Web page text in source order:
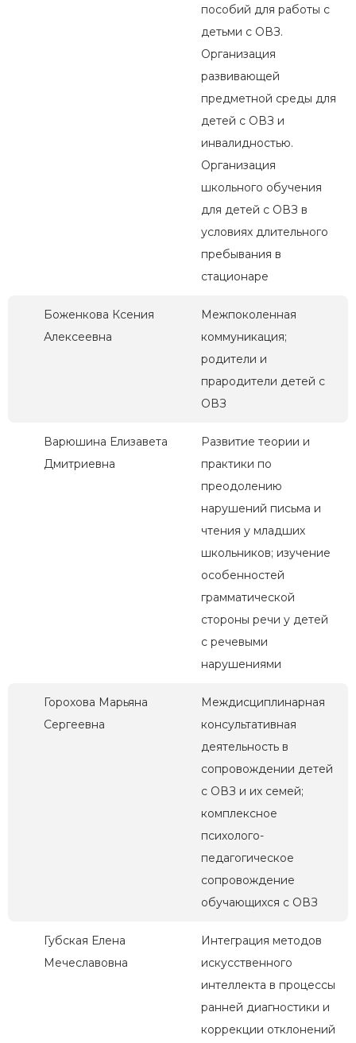
пособий для работы с
детьми с ОВЗ.
Организация
развивающей
предметной среды для
детей с ОВЗ и
инвалидностью.
Организация
школьного обучения
для детей с ОВЗ в
условиях длительного
пребывания в
стационаре
Боженкова Ксения
Алексеевна
Межпоколенная
коммуникация;
родители и
прародители детей с
ОВЗ
Варюшина Елизавета
Дмитриевна
Развитие теории и
практики по
преодолению
нарушений письма и
чтения у младших
школьников; изучение
особенностей
грамматической
стороны речи у детей
с речевыми
нарушениями
Горохова Марьяна
Сергеевна
Междисциплинарная
консультативная
деятельность в
сопровождении детей
с ОВЗ и их семей;
комплексное
психолого-
педагогическое
сопровождение
обучающихся с ОВЗ
Губская Елена
Мечеславовна
Интеграция методов
искусственного
интеллекта в процессы
ранней диагностики и
коррекции отклонений